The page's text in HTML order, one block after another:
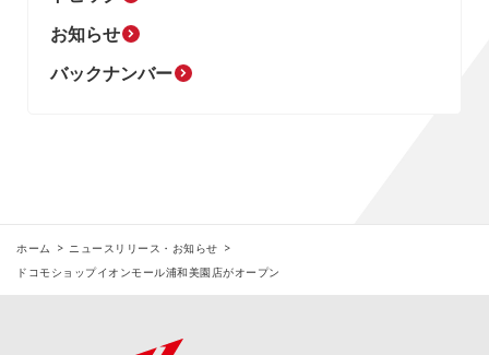
お知らせ
バックナンバー
ホーム
ニュースリリース・お知らせ
ドコモショップイオンモール浦和美園店がオープン